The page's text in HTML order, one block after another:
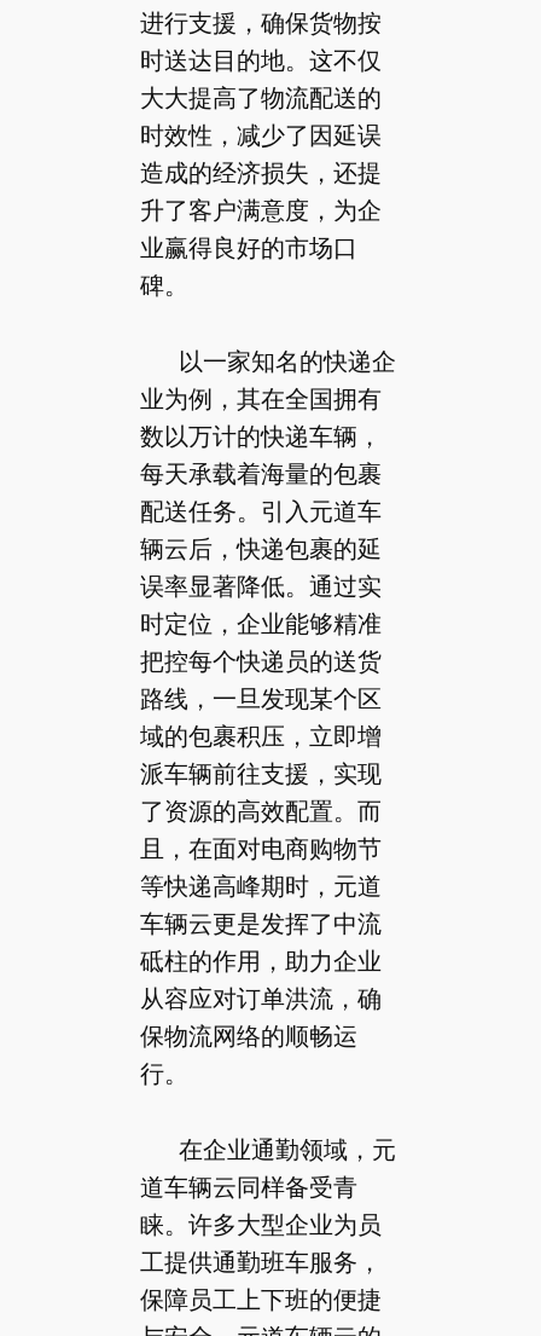
进行支援，确保货物按
时送达目的地。这不仅
大大提高了物流配送的
时效性，减少了因延误
造成的经济损失，还提
升了客户满意度，为企
业赢得良好的市场口
碑。
以一家知名的快递企
业为例，其在全国拥有
数以万计的快递车辆，
每天承载着海量的包裹
配送任务。引入元道车
辆云后，快递包裹的延
误率显著降低。通过实
时定位，企业能够精准
把控每个快递员的送货
路线，一旦发现某个区
域的包裹积压，立即增
派车辆前往支援，实现
了资源的高效配置。而
且，在面对电商购物节
等快递高峰期时，元道
车辆云更是发挥了中流
砥柱的作用，助力企业
从容应对订单洪流，确
保物流网络的顺畅运
行。
在企业通勤领域，元
道车辆云同样备受青
睐。许多大型企业为员
工提供通勤班车服务，
保障员工上下班的便捷